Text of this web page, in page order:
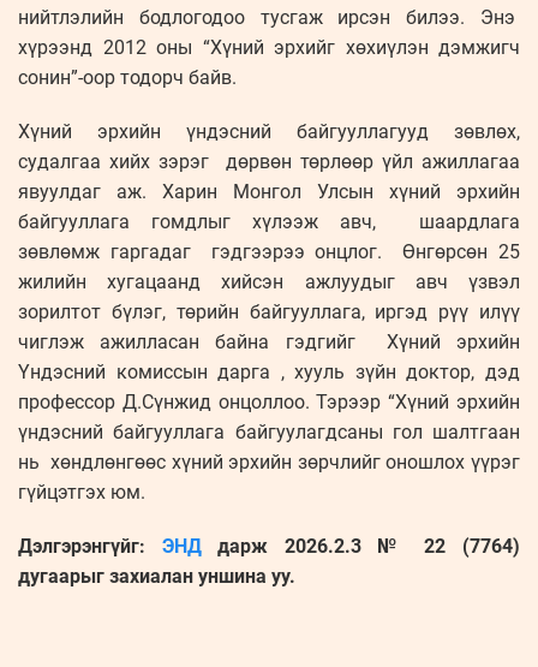
нийтлэлийн бодлогодоо тусгаж ирсэн билээ. Энэ
хүрээнд 2012 оны “Хүний эрхийг хөхиүлэн дэмжигч
сонин”-оор тодорч байв.
Хүний эрхийн үндэсний байгууллагууд зөвлөх,
судалгаа хийх зэрэг дөрвөн төрлөөр үйл ажиллагаа
явуулдаг аж. Харин Монгол Улсын хүний эрхийн
байгууллага гомдлыг хүлээж авч, шаардлага
зөвлөмж гаргадаг гэдгээрээ онцлог. Өнгөрсөн 25
жилийн хугацаанд хийсэн ажлуудыг авч үзвэл
зорилтот бүлэг, төрийн байгууллага, иргэд рүү илүү
чиглэж ажилласан байна гэдгийг Хүний эрхийн
Үндэсний комиссын дарга , хууль зүйн доктор, дэд
профессор Д.Сүнжид онцоллоо. Тэрээр “Хүний эрхийн
үндэсний байгууллага байгуулагдсаны гол шалтгаан
нь хөндлөнгөөс хүний эрхийн зөрчлийг оношлох үүрэг
гүйцэтгэх юм.
Дэлгэрэнгүйг: ЭНДдарж 2026.2.3 № 22 (7764)
дугаарыг захиалан уншина уу.